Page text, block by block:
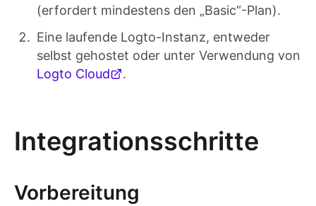
(erfordert mindestens den „Basic“-Plan).
Eine laufende Logto-Instanz, entweder
selbst gehostet oder unter Verwendung von
Logto Cloud
.
Integrationsschritte
Vorbereitung